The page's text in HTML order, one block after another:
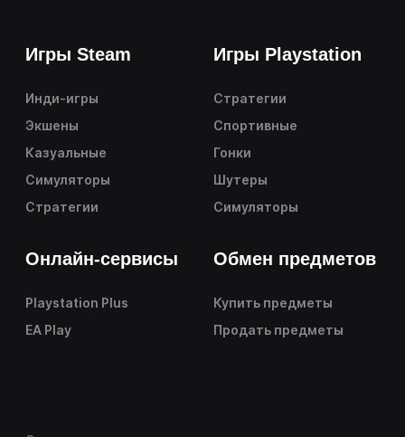
Игры Steam
Инди-игры
Экшены
Казуальные
Симуляторы
Стратегии
Игры Playstation
Стратегии
Спортивные
Гонки
Шутеры
Симуляторы
Онлайн-сервисы
Playstation Plus
EA Play
Обмен предметов
Купить предметы
Продать предметы